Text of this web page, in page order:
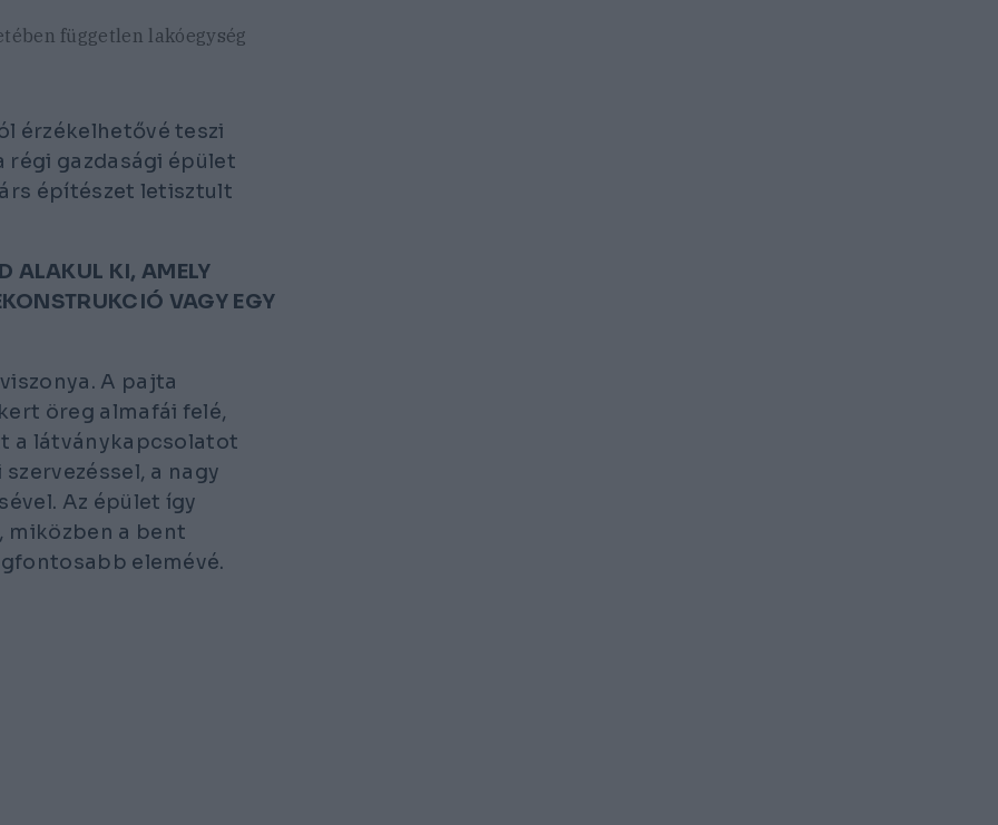
független lakóegység
érzékelhetővé teszi
régi gazdasági épület
építészet letisztult
ALAKUL KI, AMELY
VAGY EGY
A pajta
öreg almafái felé,
a látványkapcsolatot
a nagy
Az épület így
miközben a bent
elemévé.